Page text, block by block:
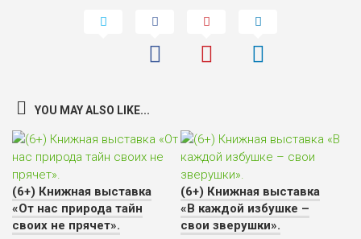
YOU MAY ALSO LIKE...
(6+) Книжная выставка
«От нас природа тайн
своих не прячет».
(6+) Книжная выставка
«В каждой избушке –
свои зверушки».